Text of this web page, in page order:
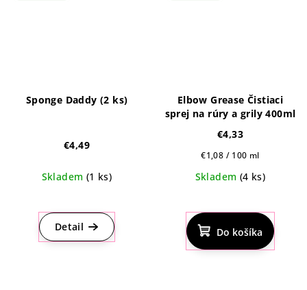
Sponge Daddy (2 ks)
€4,49
Skladem (1 ks)
hodnotenie
produktu
je
Detail
Elbow Grease Čistiaci
sprej na rúry a grily 400ml
€4,33
Jednotková
€1,08 / 100 ml
Skladem (4 ks)
hodnotenie
produktu
je
4,7
Do košíka